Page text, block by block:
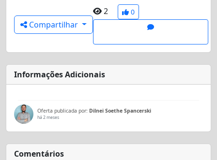
Compartilhar
2 0
Informações Adicionais
Oferta publicada por: Dilnei Soethe Spancerski
há 2 meses
Comentários